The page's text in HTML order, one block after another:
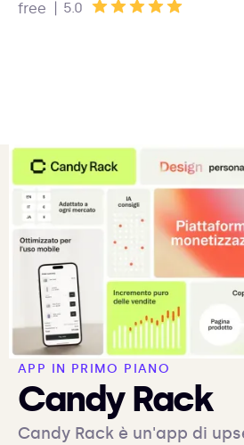
free | 5.0
APP IN PRIMO PIANO
Candy Rack
Candy Rack è un'app di